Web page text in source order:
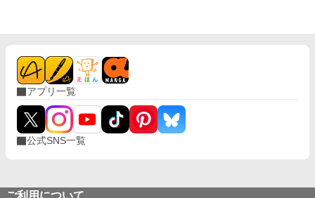
アプリ一覧
公式SNS一覧
ご利用について